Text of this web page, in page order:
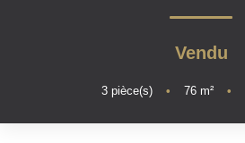
L'AGENCE
Vendu
3 pièce(s) • 76 m² •